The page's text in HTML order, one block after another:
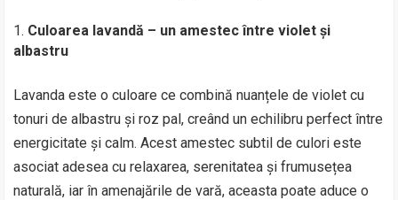
Culoarea lavandă – un amestec între violet și
albastru
Lavanda este o culoare ce combină nuanțele de violet cu
tonuri de albastru și roz pal, creând un echilibru perfect între
energicitate și calm. Acest amestec subtil de culori este
asociat adesea cu relaxarea, serenitatea și frumusețea
naturală, iar în amenajările de vară, aceasta poate aduce o